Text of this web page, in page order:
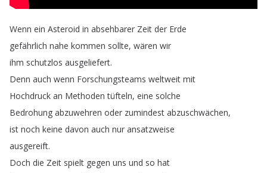
Wenn ein Asteroid in absehbarer Zeit der Erde
gefährlich nahe kommen sollte, wären wir
ihm schutzlos ausgeliefert.
Denn auch wenn Forschungsteams weltweit mit
Hochdruck an Methoden tüfteln, eine solche
Bedrohung abzuwehren oder zumindest abzuschwächen,
ist noch keine davon auch nur ansatzweise
ausgereift.
Doch die Zeit spielt gegen uns und so hat